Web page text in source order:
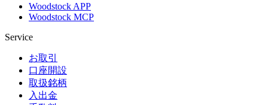
Woodstock APP
Woodstock MCP
Service
お取引
口座開設
取扱銘柄
入出金